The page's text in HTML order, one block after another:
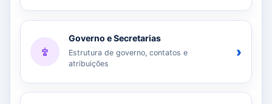
Governo e Secretarias
Estrutura de governo, contatos e
atribuições
›